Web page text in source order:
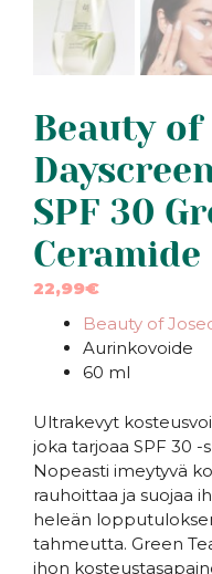
Beauty of
SPF 30
Ceramide
22,99€
Beauty of
Aurinkovoide
60 ml
Ultrakevyt
joka tarjoaa SPF 30
Nopeasti imeytyvä
rauhoittaa ja suojaa
heleän
tahmeutta. Green
ihon